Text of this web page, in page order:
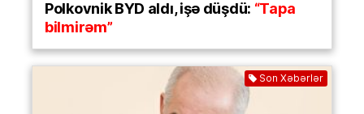
Polkovnik BYD aldı, işə düşdü: “Tapa
bilmirəm”
Son Xəbərlər